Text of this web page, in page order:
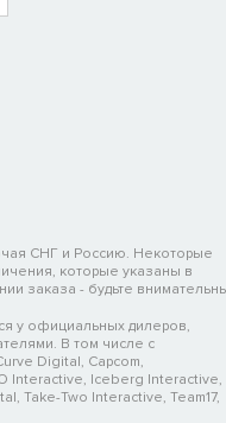
СНГ и Россию. Некоторые
которые указаны в
заказа - будьте
у официальных дилеров,
В том числе с
Digital, Capcom,
Interactive, Iceberg Interactive,
Take-Two Interactive, Team17,